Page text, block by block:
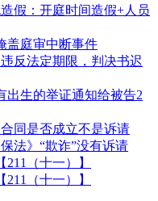
假：开庭时间造假+人员
盖庭审中断事件
反法定期限，判决书迟
出生的举证通知给被告2
同是否成立不是诉请
法》“欺诈”没有诉请
（十一）】
（十一）】